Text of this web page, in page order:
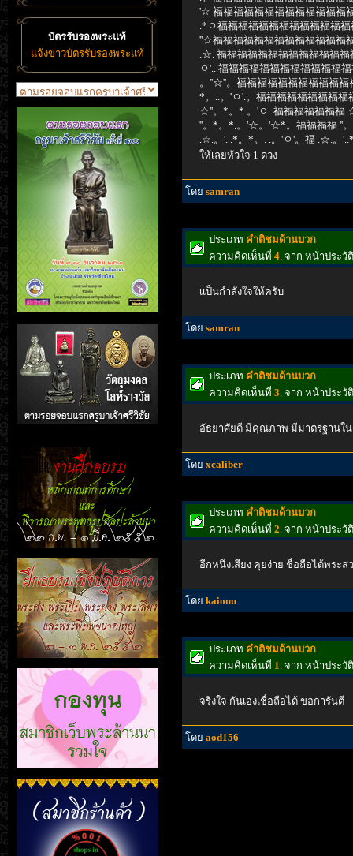
บัตรรับรองพระแท้
- แจ้งข่าวบัตรรับรองพระแท้
'☆ 福福福福福福福福福福福福福
.*ㅇ福福福福福福福福福福福福
''☆福福福福福福福福福福福福福
.☆. 福福福福福福福福福福福福
ㅇ'.. 福福福福福福福福福福福福
。''☆''。福福福福福福福福福福
*。..。'ㅇ'.。福福福福福福福福
☆''。*。*.。'ㅇ. 福福福福福福福
''。*。*.。'☆。'☆*。福福福福 ''
.☆.。'. .*。*。. .。'ㅇ'。福 .☆.。
ให้เลยหัวใจ 1 ดวง
โดย samran
ประเภท คำติชมด้านบวก
ความคิดเห็นที่ 4. จาก หน้าประวั
เเป็นกำลังใจให้ครับ
โดย samran
ประเภท คำติชมด้านบวก
ความคิดเห็นที่ 3. จาก หน้าประวั
อัธยาศัยดี มีคุณภาพ มีมาตรฐานใน
โดย xcaliber
ประเภท คำติชมด้านบวก
ความคิดเห็นที่ 2. จาก หน้าประวั
อีกหนึ่งเสียง คุยง่าย ชื่อถือได้พระส
โดย kaiouu
ประเภท คำติชมด้านบวก
ความคิดเห็นที่ 1. จาก หน้าประวั
จริงใจ กันเองเชื่อถือได้ ขอการันตี
โดย aod156